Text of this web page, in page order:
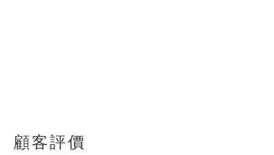
顧客評價